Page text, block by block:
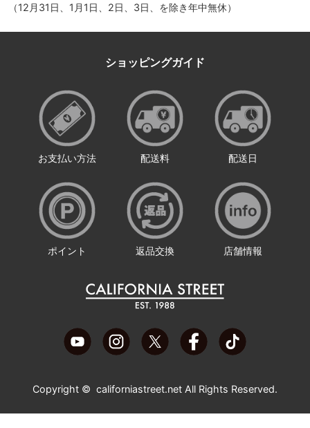
（12月31日、1月1日、2日、3日、を除き年中無休）
ショッピングガイド
お支払い方法 配送料 配送日
ポイント 返品交換 店舗情報
Copyright © californiastreet.net All Rights Reserved.